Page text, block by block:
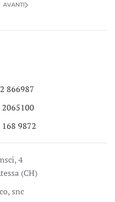
AVANTI
866987
9872
4
(CH)
snc